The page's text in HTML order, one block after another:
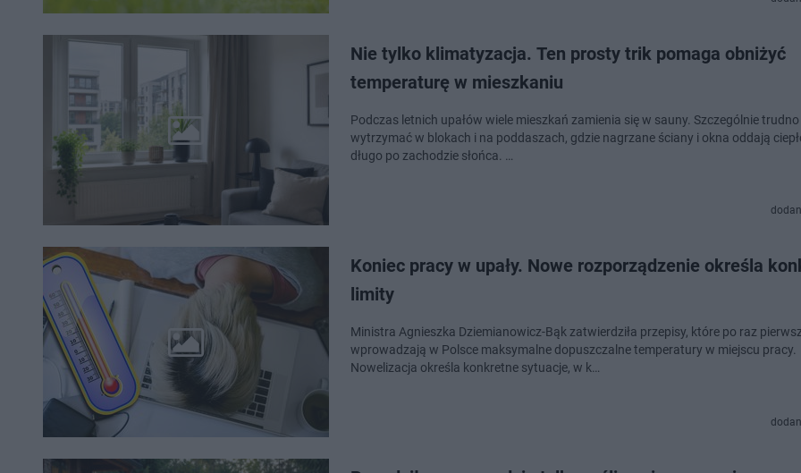
Nie tylko klimatyzacja. Ten prosty trik pomaga obniżyć
temperaturę w mieszkaniu
Podczas letnich upałów wiele mieszkań zamienia się w sauny. Szczególnie trudno
wytrzymać w blokach i na poddaszach, gdzie nagrzane ściany i okna oddają
długo po zachodzie słońca. …
Koniec pracy w upały. Nowe rozporządzenie określa
limity
Ministra Agnieszka Dziemianowicz-Bąk zatwierdziła przepisy, które po raz
wprowadzają w Polsce maksymalne dopuszczalne temperatury w miejscu pracy.
Nowelizacja określa konkretne sytuacje, w k…